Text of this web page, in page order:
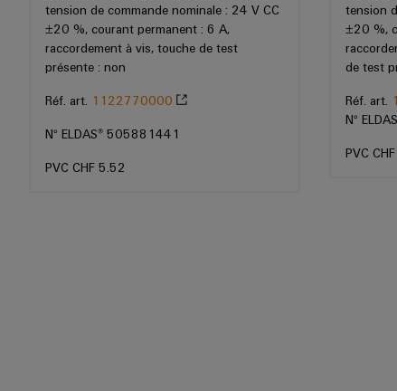
tension de commande nominale : 24 V CC
±20 %, courant permanent : 6 A,
raccordement à vis, touche de test
présente : non
Réf. art. 1122770000
N° ELDAS® 505881441
PVC CHF 5.52
tension
±20 %,
de test
Réf. art.
N°
PVC